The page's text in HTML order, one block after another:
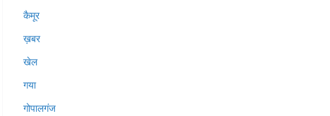
कैमूर
ख़बर
खेल
गया
गोपालगंज